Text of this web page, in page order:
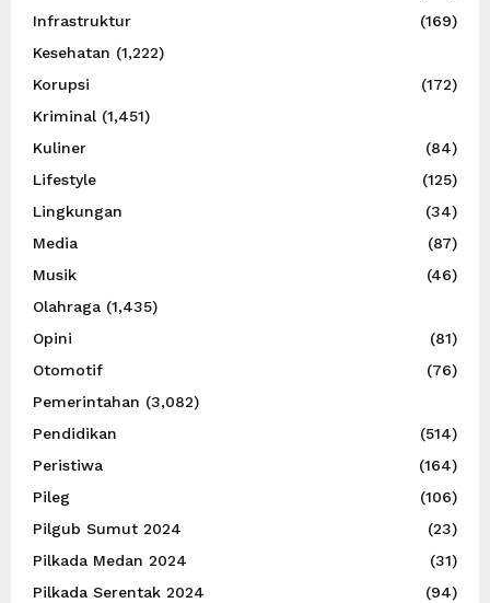
Infrastruktur
(169)
Kesehatan (1,222)
Korupsi
(172)
Kriminal (1,451)
Kuliner
(84)
Lifestyle
(125)
Lingkungan
(34)
Media
(87)
Musik
(46)
Olahraga (1,435)
Opini
(81)
Otomotif
(76)
Pemerintahan (3,082)
Pendidikan
(514)
Peristiwa
(164)
Pileg
(106)
Pilgub Sumut 2024
(23)
Pilkada Medan 2024
(31)
Pilkada Serentak 2024
(94)